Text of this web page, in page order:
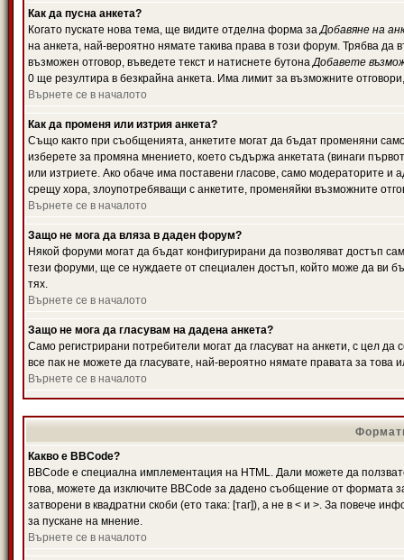
Как да пусна анкета?
Когато пускате нова тема, ще видите отделна форма заДобавяне на
на анкета, най-вероятно нямате такива права в този форум. Трябва да
възможен отговор, въведете текст и натиснете бутонаДобавете
0 ще резултира в безкрайна анкета. Има лимит за възможните
Върнете се в началото
Как да променя или изтрия анкета?
Също както при съобщенията, анкетите могат да бъдат променяни
изберете за промяна мнението, което съдържа анкетата (винаги
или изтриете. Ако обаче има поставени гласове, само модераторите и
срещу хора, злоупотребяващи с анкетите, променяйки възможните
Върнете се в началото
Защо не мога да вляза в даден форум?
Някой форуми могат да бъдат конфигурирани да позволяват достъп
тези форуми, ще се нуждаете от специален достъп, който може да ви
тях.
Върнете се в началото
Защо не мога да гласувам на дадена анкета?
Само регистрирани потребители могат да гласуват на анкети, с цел
все пак не можете да гласувате, най-вероятно нямате правата за това
Върнете се в началото
Какво е BBCode?
BBCode е специална имплементация на HTML. Дали можете да
това, можете да изключите BBCode за дадено съобщение от формата
затворени в квадратни скоби (ето така: [таг]), а не в < и >. За повече
за пускане на мнение.
Върнете се в началото